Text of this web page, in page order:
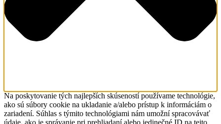
Na poskytovanie tých najlepších skúseností používame technológie,
ako sú súbory cookie na ukladanie a/alebo prístup k informáciám o
zariadení. Súhlas s týmito technológiami nám umožní spracovávať